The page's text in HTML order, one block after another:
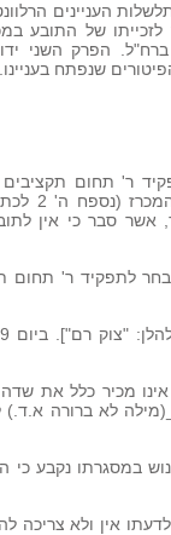
העניינים
של התובע
הפרק השני
שנפתח בעניינו.
לתפקיד ר' תחום
התובע היה
סבר כי אין
לו כי נבחר לתפקיד
מכיר כלל את
לא ברורה
במסגרתו נקבע כי
בריאות והוא עובד בתקן 80 אחוז – אך